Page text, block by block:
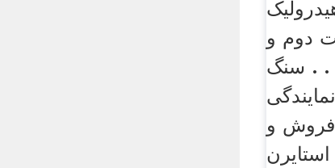
دوم و
. . سنگ
و